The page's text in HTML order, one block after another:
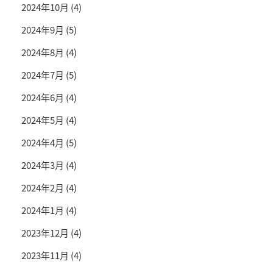
2024年10月 (4)
2024年9月 (5)
2024年8月 (4)
2024年7月 (5)
2024年6月 (4)
2024年5月 (4)
2024年4月 (5)
2024年3月 (4)
2024年2月 (4)
2024年1月 (4)
2023年12月 (4)
2023年11月 (4)